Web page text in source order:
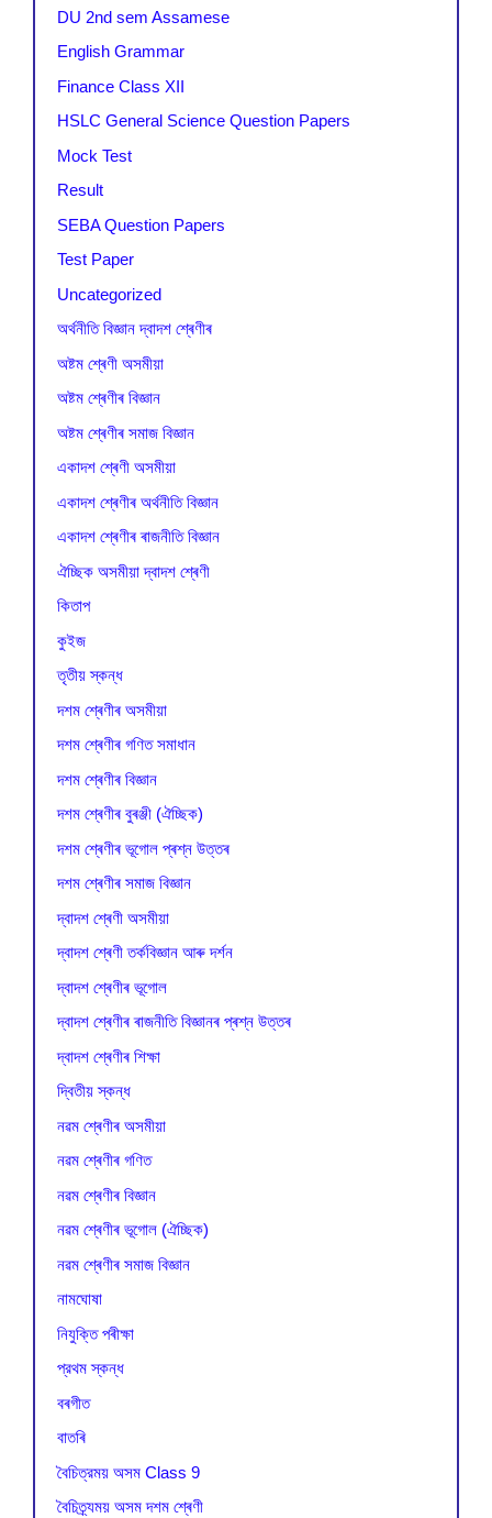
DU 2nd sem Assamese
English Grammar
Finance Class XII
HSLC General Science Question Papers
Mock Test
Result
SEBA Question Papers
Test Paper
Uncategorized
অৰ্থনীতি বিজ্ঞান দ্বাদশ শ্ৰেণীৰ
অষ্টম শ্ৰেণী অসমীয়া
অষ্টম শ্ৰেণীৰ বিজ্ঞান
অষ্টম শ্ৰেণীৰ সমাজ বিজ্ঞান
একাদশ শ্ৰেণী অসমীয়া
একাদশ শ্ৰেণীৰ অৰ্থনীতি বিজ্ঞান
একাদশ শ্ৰেণীৰ ৰাজনীতি বিজ্ঞান
ঐচ্ছিক অসমীয়া দ্বাদশ শ্ৰেণী
কিতাপ
কুইজ
তৃতীয় স্কন্ধ
দশম শ্ৰেণীৰ অসমীয়া
দশম শ্ৰেণীৰ গণিত সমাধান
দশম শ্ৰেণীৰ বিজ্ঞান
দশম শ্ৰেণীৰ বুৰঞ্জী (ঐচ্ছিক)
দশম শ্ৰেণীৰ ভূগোল প্ৰশ্ন উত্তৰ
দশম শ্ৰেণীৰ সমাজ বিজ্ঞান
দ্বাদশ শ্ৰেণী অসমীয়া
দ্বাদশ শ্ৰেণী তৰ্কবিজ্ঞান আৰু দৰ্শন
দ্বাদশ শ্ৰেণীৰ ভূগোল
দ্বাদশ শ্ৰেণীৰ ৰাজনীতি বিজ্ঞানৰ প্ৰশ্ন উত্তৰ
দ্বাদশ শ্ৰেণীৰ শিক্ষা
দ্বিতীয় স্কন্ধ
নৱম শ্ৰেণীৰ অসমীয়া
নৱম শ্ৰেণীৰ গণিত
নৱম শ্ৰেণীৰ বিজ্ঞান
নৱম শ্ৰেণীৰ ভূগোল (ঐচ্ছিক)
নৱম শ্ৰেণীৰ সমাজ বিজ্ঞান
নামঘোষা
নিযুক্তি পৰীক্ষা
প্রথম স্কন্ধ
বৰগীত
বাতৰি
বৈচিত্রময় অসম Class 9
বৈচিত্র্যময় অসম দশম শ্ৰেণী